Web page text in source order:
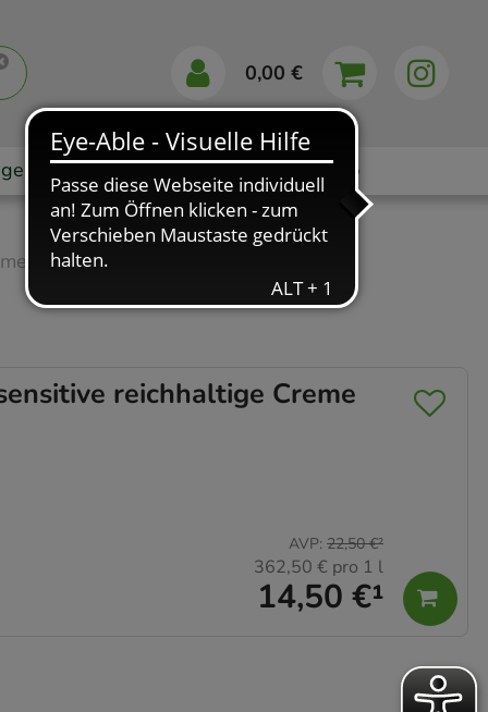
0,00 €
Markenshops Ratgeber App
reichhaltige Creme
14,50 €¹
AVP: 22,50 €²
362,50 € pro 1 l